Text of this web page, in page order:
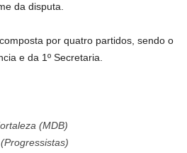
da disputa.
por quatro partidos, sendo o
e da 1º Secretaria.
(MDB)